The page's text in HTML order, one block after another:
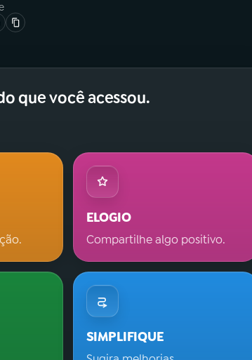
que você acessou.
ELOGIO
Compartilhe algo positivo.
SIMPLIFIQUE